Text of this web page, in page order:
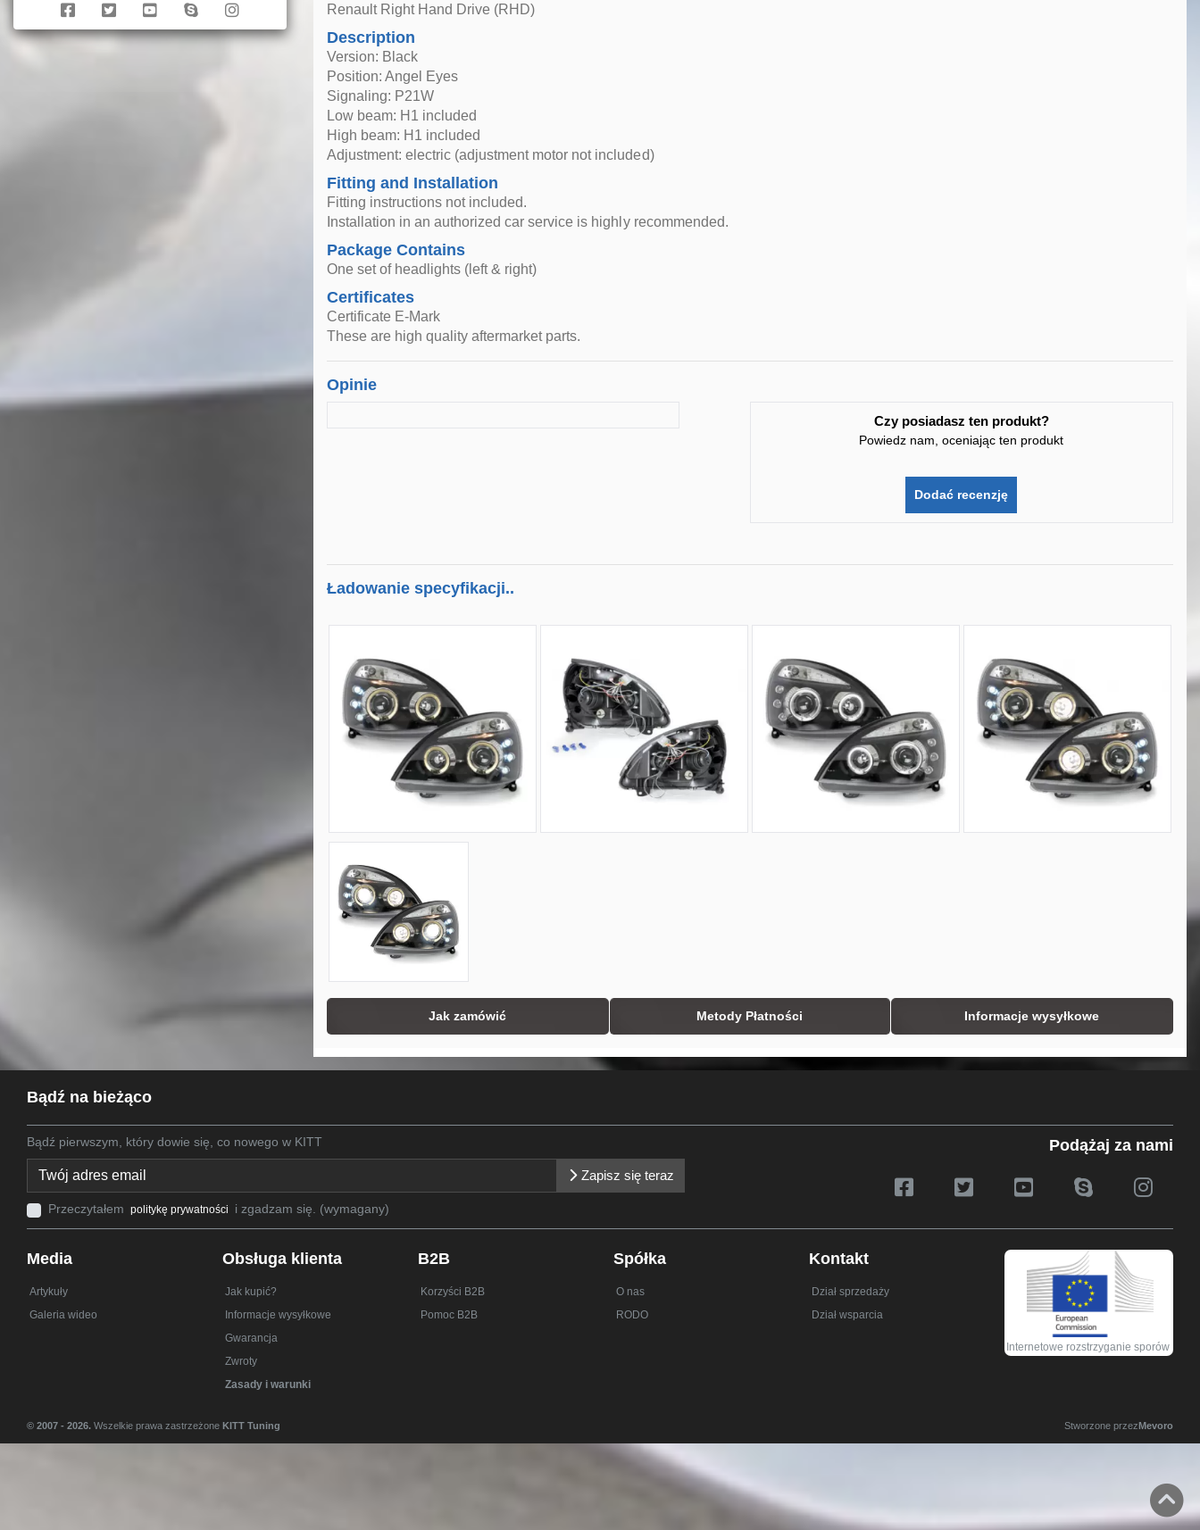
Renault Right Hand Drive (RHD)
Description
Version: Black
Position: Angel Eyes
Signaling: P21W
Low beam: H1 included
High beam: H1 included
Adjustment: electric (adjustment motor not included)
Fitting and Installation
Fitting instructions not included.
Installation in an authorized car service is highly recommended.
Package Contains
One set of headlights (left & right)
Certificates
Certificate E-Mark
These are high quality aftermarket parts.
Opinie
Czy posiadasz ten produkt?
Powiedz nam, oceniając ten produkt
Dodać recenzję
Ładowanie specyfikacji..
Jak zamówić Metody Płatności Informacje wysyłkowe
Bądź na bieżąco
Bądź pierwszym, który dowie się, co nowego w KITT
Zapisz się teraz
Przeczytałem politykę prywatności i zgadzam się. (wymagany)
Podążaj za nami
Media
Artykuły
Galeria wideo
Obsługa klienta
Jak kupić?
Informacje wysyłkowe
Gwarancja
Zwroty
Zasady i warunki
B2B
Korzyści B2B
Pomoc B2B
Spółka
O nas
RODO
Kontakt
Dział sprzedaży
Dział wsparcia
Internetowe rozstrzyganie sporów
Stworzone przezMevoro
© 2007 - 2026. Wszelkie prawa zastrzeżone KITT Tuning